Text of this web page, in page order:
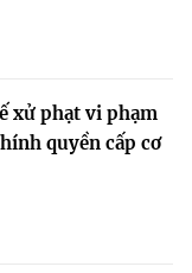
xử phạt vi phạm
quyền cấp cơ